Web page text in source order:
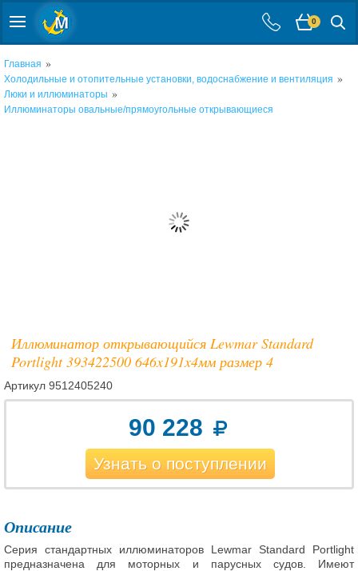
0
Главная »
Холодильные и отопительные установки, водоснабжение и вентиляция »
Люки и иллюминаторы »
Иллюминаторы овальные/прямоугольные открывающиеся
Иллюминатор открывающийся Lewmar Standard
Portlight 393422500 646x191x4мм размер 4
Артикул 9512405240
90 228
Узнать о поступлении
Описание
Серия стандартных иллюминаторов Lewmar Standard Portlight
предназначена для моторных и парусных судов. Имеют